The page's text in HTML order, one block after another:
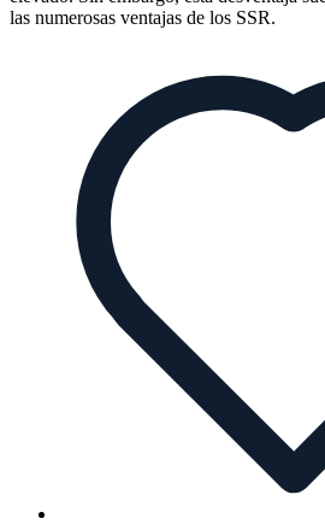
las numerosas ventajas de los SSR.